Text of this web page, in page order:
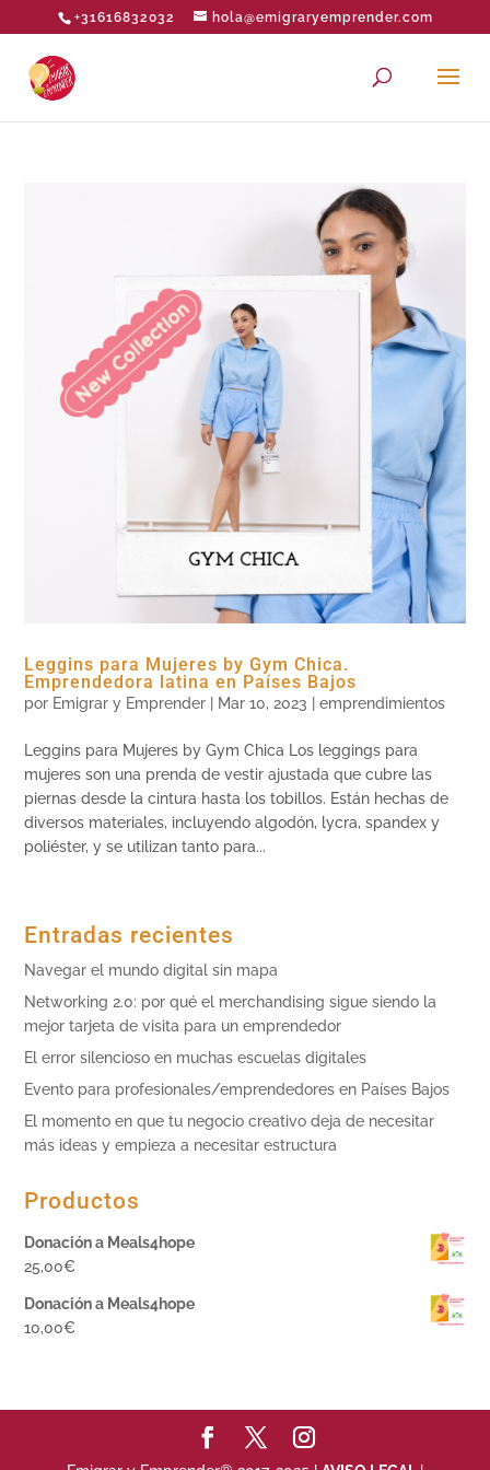
+31616832032 hola@emigraryemprender.com
Leggins para Mujeres by Gym Chica.
Emprendedora latina en Países Bajos
por Emigrar y Emprender Mar 10, 2023 |emprendimientos
Leggins para Mujeres by Gym Chica Los leggings para
mujeres son una prenda de vestir ajustada que cubre las
piernas desde la cintura hasta los tobillos. Están hechas de
diversos materiales, incluyendo algodón, lycra, spandex y
poliéster, y se utilizan tanto para...
Entradas recientes
Navegar el mundo digital sin mapa
Networking 2.0: por qué el merchandising sigue siendo la
mejor tarjeta de visita para un emprendedor
El error silencioso en muchas escuelas digitales
Evento para profesionales/emprendedores en Países Bajos
El momento en que tu negocio creativo deja de necesitar
más ideas y empieza a necesitar estructura
Productos
Donación a Meals4hope
25,00€
Donación a Meals4hope
10,00€